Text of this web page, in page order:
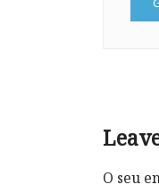
O seu